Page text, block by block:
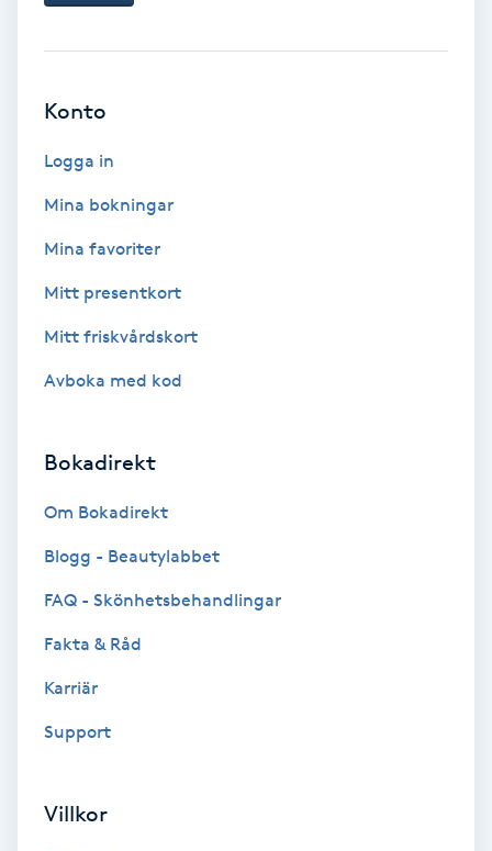
Enzympeeling
Extensions
Extensions borttagning
Face framing
Faceliftmassage
Fet hårbotten
Fettreducering
Fibromassage
Fotmassage
Konto
Logga in
Mina bokningar
Mina favoriter
Mitt presentkort
Mitt friskvårdskort
Avboka med kod
Bokadirekt
Om Bokadirekt
Blogg - Beautylabbet
FAQ - Skönhetsbehandlingar
Fakta & Råd
Karriär
Support
Villkor